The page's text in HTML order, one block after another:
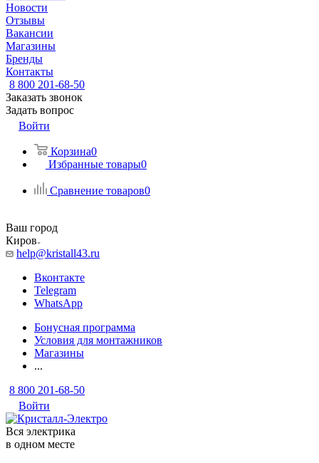
Новости
Отзывы
Вакансии
Магазины
Бренды
Контакты
8 800 201-68-50
Заказать звонок
Задать вопрос
Войти
Корзина0
Избранные товары0
Сравнение товаров0
Ваш город
Киров
help@kristall43.ru
Вконтакте
Telegram
WhatsApp
Бонусная программа
Условия для монтажников
Магазины
...
8 800 201-68-50
Войти
Вся электрика
в одном месте